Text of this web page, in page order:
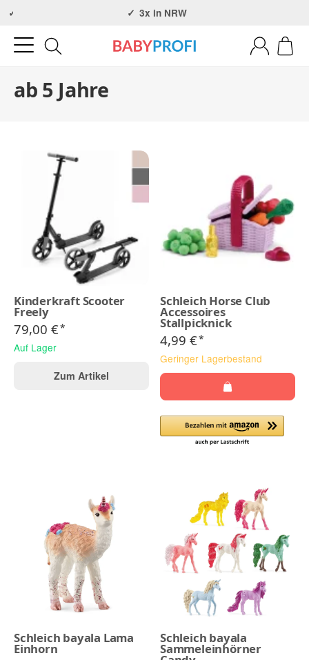
Über 30 Jahre Erfahrung 3x in NRW
ab 5 Jahre
Kinderkraft Scooter
Freely
79,00 €*
Auf Lager
Zum Artikel
Schleich Horse Club
Accessoires
Stallpicknick
4,99 €*
Geringer Lagerbestand
Schleich bayala Lama
Einhorn
Schleich bayala
Sammeleinhörner